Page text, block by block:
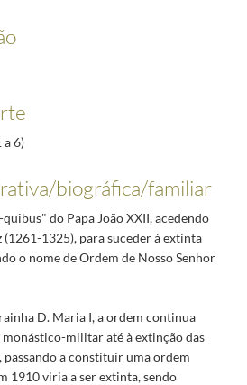
a 6)
biográfica/familiar
do Papa João XXII, acedendo
1325), para suceder à extinta
o nome de Ordem de Nosso Senhor
D. Maria I, a ordem continua
militar até à extinção das
a constituir uma ordem
1910 viria a ser extinta, sendo